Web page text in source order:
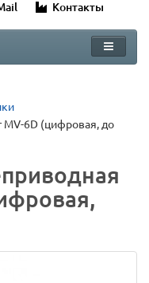
Контакты
6D (цифровая, до